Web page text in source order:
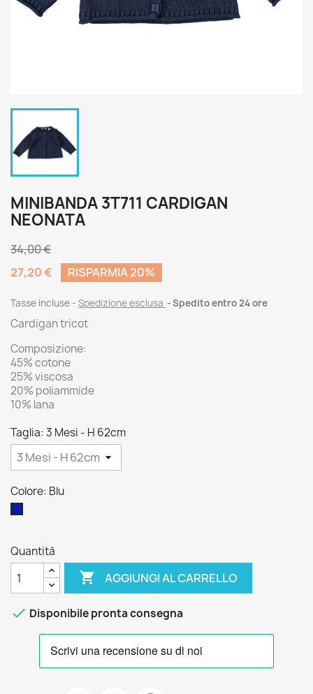
MINIBANDA 3T711 CARDIGAN
NEONATA
34,00 €
27,20 €
RISPARMIA 20%
Tasse incluse Spedizione esclusa Spedito entro 24 ore
Cardigan tricot
Composizione:
45% cotone
25% viscosa
20% poliammide
10% lana
Taglia: 3 Mesi - H 62cm
Colore: Blu
Quantità
 AGGIUNGI AL CARRELLO
 Disponibile pronta consegna